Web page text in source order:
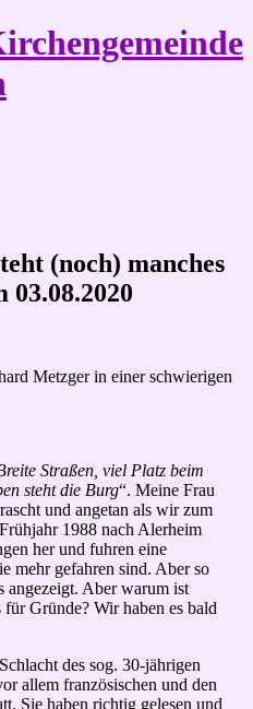
(noch) manches
03.08.2020
Metzger in einer schwierigen
Straßen, viel Platz beim
steht die Burg“. Meine Frau
und angetan als wir zum
1988 nach Alerheim
her und fuhren eine
mehr gefahren sind. Aber so
angezeigt. Aber warum ist
Gründe? Wir haben es bald
des sog. 30-jährigen
allem französischen und den
Sie haben richtig gelesen und